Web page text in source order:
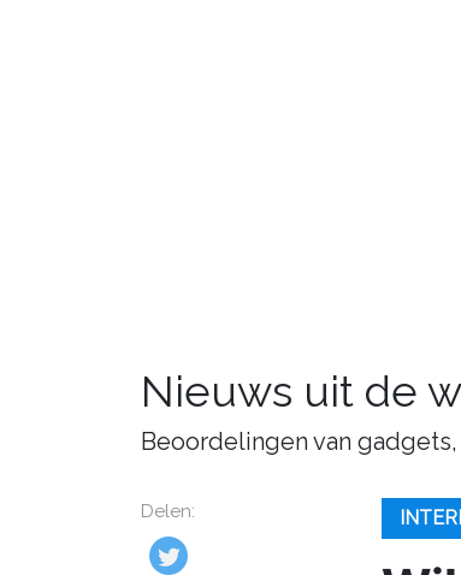
Nieuws uit de
Beoordelingen van
Delen: